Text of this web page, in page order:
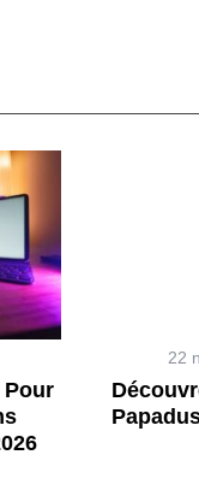
Pour
22